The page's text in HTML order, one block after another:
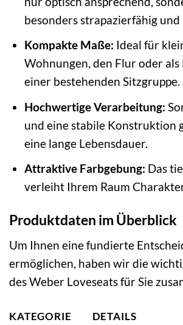
besonders strapazierfähig und
Kompakte Maße: Ideal für
Wohnungen, den Flur oder als
einer bestehenden Sitzgruppe.
Hochwertige Verarbeitung:
und eine stabile Konstruktion
eine lange Lebensdauer.
Attraktive Farbgebung: Das
verleiht Ihrem Raum
Produktdaten im Überblick
Um Ihnen eine fundierte
ermöglichen, haben wir die
des Weber Loveseats für Sie
KATEGORIE DETAILS